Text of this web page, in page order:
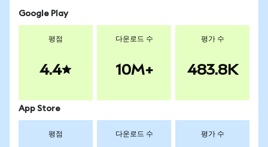
Google Play
평점
4.4
다운로드 수
10M+
평가 수
483.8K
App Store
평점 다운로드 수 평가 수